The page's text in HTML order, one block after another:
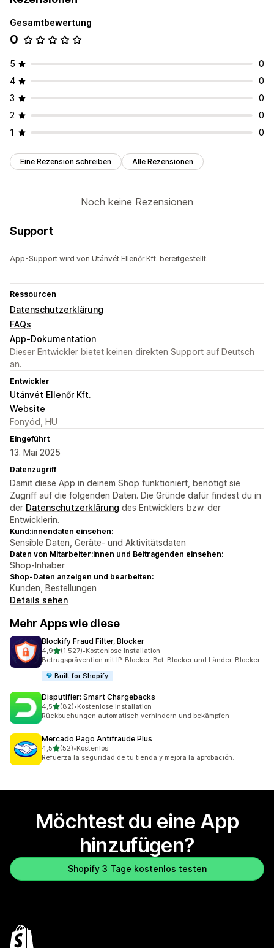
Gesamtbewertung
0
5
0
4
0
3
0
2
0
1
0
Eine Rezension schreiben Alle Rezensionen
Noch keine Rezensionen
Support
App-Support wird von Utánvét Ellenőr Kft. bereitgestellt.
Ressourcen
Datenschutzerklärung
FAQs
App-Dokumentation
Dieser Entwickler bietet keinen direkten Support auf Deutsch
an.
Entwickler
Utánvét Ellenőr Kft.
Website
Fonyód, HU
Eingeführt
13. Mai 2025
Datenzugriff
Damit diese App in deinem Shop funktioniert, benötigt sie
Zugriff auf die folgenden Daten. Die Gründe dafür findest du in
der Datenschutzerklärung des Entwicklers bzw. der
Entwicklerin.
Kund:innendaten einsehen:
Sensible Daten, Geräte- und Aktivitätsdaten
Daten von Mitarbeiter:innen und Beitragenden einsehen:
Shop-Inhaber
Shop-Daten anzeigen und bearbeiten:
Kunden, Bestellungen
Details sehen
Mehr Apps wie diese
Blockify Fraud Filter, Blocker
4,9von 5 Sternen
(1.527)
1527 Rezensionen insgesamt
•Kostenlose Installation
Betrugsprävention mit IP-Blocker, Bot-Blocker und Länder-Blocker
Built for Shopify
Disputifier: Smart Chargebacks
4,5von 5 Sternen
(82)
82 Rezensionen insgesamt
•Kostenlose Installation
Rückbuchungen automatisch verhindern und bekämpfen
Mercado Pago Antifraude Plus
4,5von 5 Sternen
(52)
52 Rezensionen insgesamt
•Kostenlos
Refuerza la seguridad de tu tienda y mejora la aprobación.
Möchtest du eine App
hinzufügen?
Shopify 3 Tage kostenlos testen